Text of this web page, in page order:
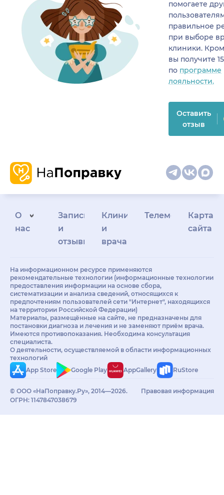
помогаете
правильное
при выборе
клиники.
вы получите
по программе
лояльности.
Оставить
отзыв
О
нас
Запись
и
отзывы
Клиникам
и
врачам
Телемедицина
Карта
сайта
На информационном ресурсе применяются
рекомендательные технологии (информационные технологии
предоставления информации на основе сбора,
систематизации и анализа сведений, относящихся к
предпочтениям пользователей сети "Интернет", находящихся
на территории Российской Федерации)
Материалы, размещённые на сайте, не предназначены для
постановки диагноза и лечения и не заменяют приём врача.
Имеются противопоказания. Необходима консультация
специалиста.
О деятельности, осуществляемой в области информационных
технологий
App Store
Google Play AppGallery RuStore
© ООО «НаПоправку.Ру», 2014—2026.
ОГРН: 1147847038679
Правовая информация